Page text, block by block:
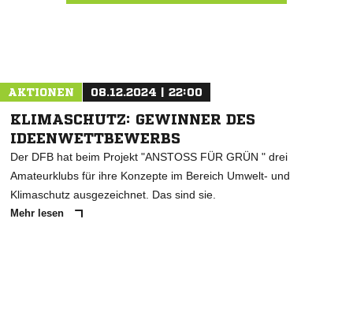
AKTIONEN 08.12.2024 | 22:00
KLIMASCHUTZ: GEWINNER DES
IDEENWETTBEWERBS
Der DFB hat beim Projekt "ANSTOSS FÜR GRÜN " drei
Amateurklubs für ihre Konzepte im Bereich Umwelt- und
Klimaschutz ausgezeichnet. Das sind sie.
Mehr lesen